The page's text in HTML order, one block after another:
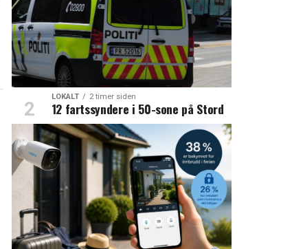
LOKALT 2 timer siden
12 fartssyndere i 50-sone på Stord